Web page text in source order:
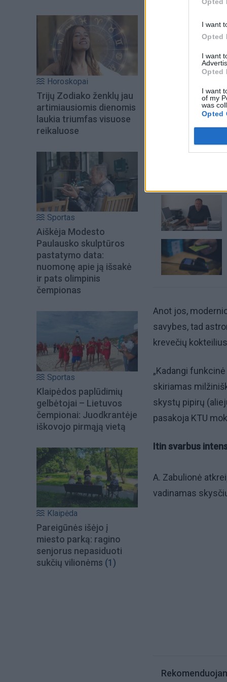
I want
Opted
I want
Opted
I want
of my
was
Opted
Horoskopai
Trijų Zodiako ženklų jau
artimiausiomis dienomis
laukia triumfas visuose
reikaluose
Sportas
Aiškėja Modesto
Paulausko skulptūros
pastatymo data:
nuomonę apie ją išsakė
ir pats olimpinis
čempionas
Sportas
Klaipėdos paplūdimių
gelbėtojai – Lietuvos
čempionai: Juodkrantėje
iškovojo pirmąją vietą
Klaipėda
Pareigūnės išėjo į
miesto parką: ragino
senjorus nepasiduoti
sukčių vilionėms (1)
Anot jos,
savybes, tad
krevečių
„Kadangi
skiriamas
skystų pipirų
pasakoja KTU
Itin svarbus
A. Zabulionė
vadinamas